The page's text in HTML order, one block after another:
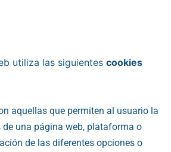
utiliza las siguientes cookies
aquellas que permiten al usuario la
de una página web, plataforma o
de las diferentes opciones o